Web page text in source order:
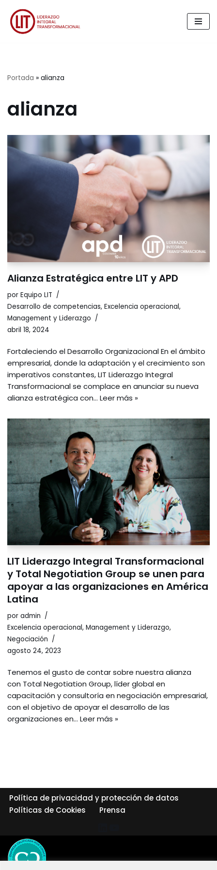
Saltar
Portada » alianza
alianza
Alianza Estratégica entre LIT y APD
por Equipo LIT
Desarrollo de competencias, Excelencia operacional,
Management y Liderazgo
abril 18, 2024
Fortaleciendo el Desarrollo Organizacional En el ámbito
empresarial, donde la adaptación y el crecimiento son
imperativos constantes, LIT Liderazgo Integral
Transformacional se complace en anunciar su nueva
alianza estratégica con… Leer más »
LIT Liderazgo Integral Transformacional
y Total Negotiation Group se unen para
apoyar a las organizaciones en América
Latina
por admin
Excelencia operacional, Management y Liderazgo,
Negociación
agosto 24, 2023
Tenemos el gusto de contar sobre nuestra alianza
con Total Negotiation Group, líder global en
capacitación y consultoría en negociación empresarial,
con el objetivo de apoyar el desarrollo de las
organizaciones en… Leer más »
Política de privacidad y protección de datos
Políticas de Cookies
Prensa